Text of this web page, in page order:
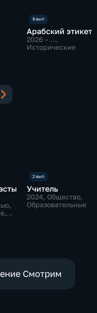
Арабский этикет
2026 – …,
Исторические
Учитель
2024, Общество,
Образовательные
Смотрим